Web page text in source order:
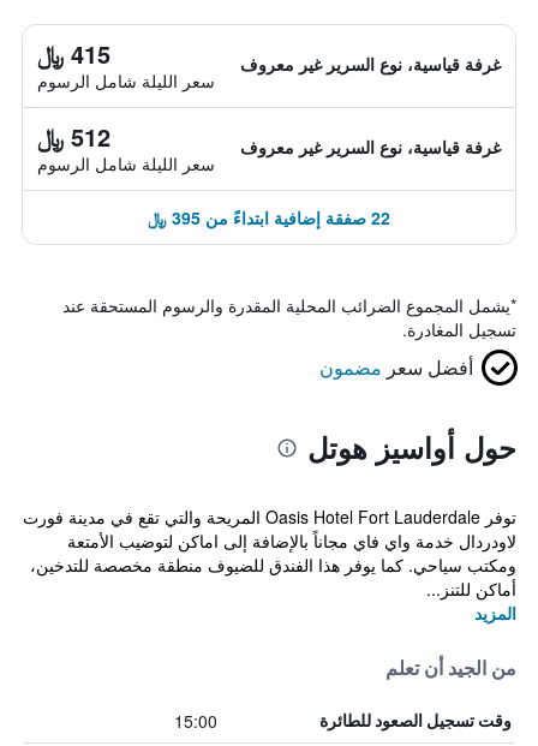
غرفة قياسية، نوع السرير غير معروف 415 ﷼
سعر الليلة شامل الرسوم
غرفة قياسية، نوع السرير غير معروف 512 ﷼
سعر الليلة شامل الرسوم
22 صفقة إضافية ابتداءً من 395 ﷼
*يشمل المجموع الضرائب المحلية المقدرة والرسوم المستحقة عند
تسجيل المغادرة.
أفضل سعر مضمون
حول أواسيز هوتل
توفر Oasis Hotel Fort Lauderdale المريحة والتي تقع في مدينة فورت
لاودردال خدمة واي فاي مجاناً بالإضافة إلى اماكن لتوضيب الأمتعة
ومكتب سياحي. كما يوفر هذا الفندق للضيوف منطقة مخصصة للتدخين،
أماكن للتنز...
المزيد
من الجيد أن تعلم
وقت تسجيل الصعود للطائرة 15:00